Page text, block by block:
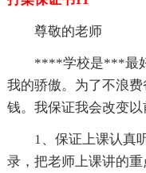
尊敬的老师
****学校是***最
我的骄傲。为了不浪
钱。我保证我会改变以
1、保证上课认真
录，把老师上课讲的重